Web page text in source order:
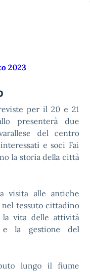
2023
per il 20 e 21
presenterà due
del centro
e soci Fai
la storia della città
visita alle antiche
nel tessuto cittadino
la vita delle attività
la gestione del
lungo il fiume